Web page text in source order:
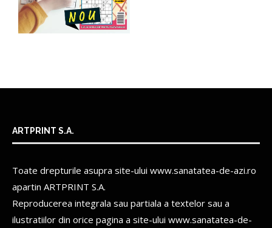
ARTPRINT S.A.
Toate drepturile asupra site-ului www.sanatatea-de-azi.ro
apartin ARTPRINT S.A.
Reproducerea integrala sau partiala a textelor sau a
ilustratiilor din orice pagina a site-ului www.sanatatea-de-